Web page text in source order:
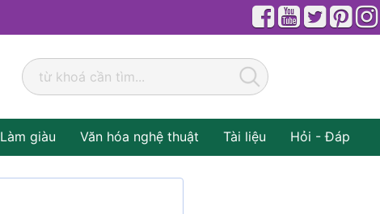
Làm giàu Văn hóa nghệ thuật Tài liệu Hỏi - Đáp